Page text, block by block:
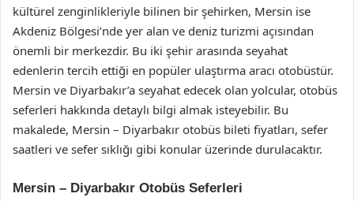
kültürel zenginlikleriyle bilinen bir şehirken, Mersin ise
Akdeniz Bölgesi’nde yer alan ve deniz turizmi açısından
önemli bir merkezdir. Bu iki şehir arasında seyahat
edenlerin tercih ettiği en popüler ulaştırma aracı otobüstür.
Mersin ve Diyarbakır’a seyahat edecek olan yolcular, otobüs
seferleri hakkında detaylı bilgi almak isteyebilir. Bu
makalede, Mersin – Diyarbakır otobüs bileti fiyatları, sefer
saatleri ve sefer sıklığı gibi konular üzerinde durulacaktır.
Mersin – Diyarbakır Otobüs Seferleri